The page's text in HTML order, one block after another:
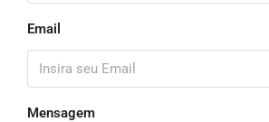
Email
Mensagem